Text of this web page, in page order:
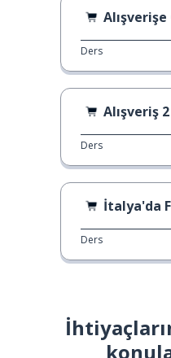
Ders
Alışveriş 2
Ders
İtalya'da
Ders